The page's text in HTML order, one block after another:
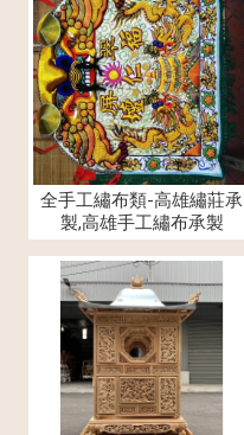
全手工繡布類-高雄繡莊承
製,高雄手工繡布承製